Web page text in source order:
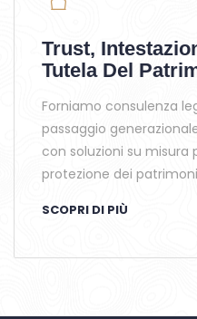
Trust,
Tutela Del
Forniamo consulenza
passaggio
con soluzioni su misura
protezione dei
SCOPRI DI PIÙ